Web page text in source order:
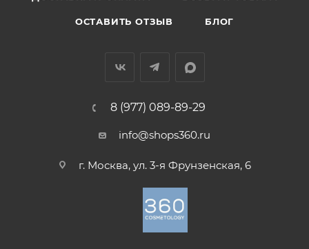
ОСТАВИТЬ ОТЗЫВ БЛОГ
8 (977) 089-89-29
info@shops360.ru
г. Москва, ул. 3-я Фрунзенская, 6